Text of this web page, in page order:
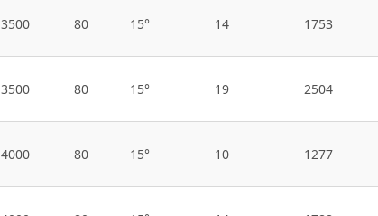
3500 80 15° 14 1753
3500 80 15° 19 2504
4000 80 15° 10 1277